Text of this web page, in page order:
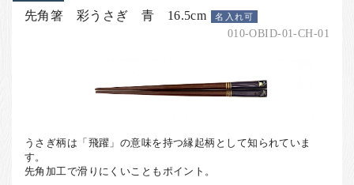
先角箸 彩うさぎ 青 16.5cm 名入れ可
010-OBID-01-CH-01
うさぎ柄は「飛躍」の意味を持つ縁起柄として知られていま
す。
先角加工で滑りにくいこともポイント。